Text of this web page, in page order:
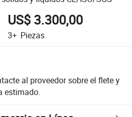
US$ 3.300,00
3+ Piezas
al proveedor sobre el flete y
estimado.